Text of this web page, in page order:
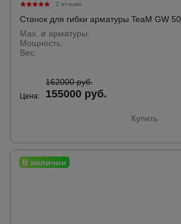
2 отзыва
Станок для гибки арматуры TeaM GW
Max. ø арматуры:
Мощность:
Вес:
Цена:
162000 руб.
155000 руб.
Купить